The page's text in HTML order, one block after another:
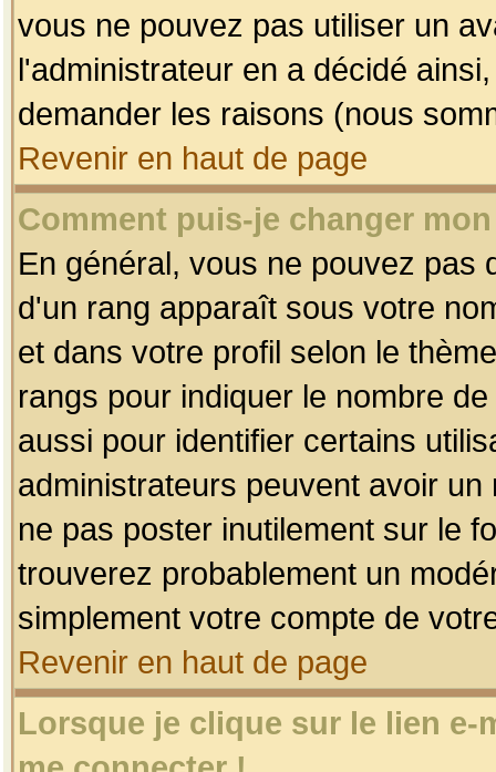
vous ne pouvez pas utiliser un
l'administrateur en a décidé
demander les raisons (nous
Revenir en haut de page
Comment puis-je changer
En général, vous ne pouvez pas
d'un rang apparaît sous votre
et dans votre profil selon le
rangs pour indiquer le nombre
aussi pour identifier certains
administrateurs peuvent avoir
ne pas poster inutilement sur le
trouverez probablement un
simplement votre compte de
Revenir en haut de page
Lorsque je clique sur le lien